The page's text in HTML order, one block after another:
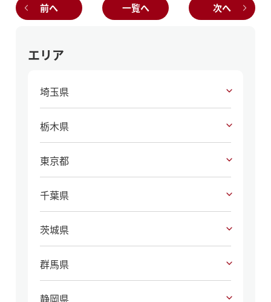
前へ 一覧へ 次へ
エリア
埼玉県
栃木県
東京都
千葉県
茨城県
群馬県
静岡県